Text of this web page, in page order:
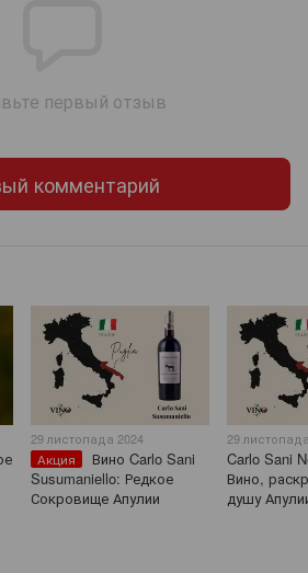
первый отзыв
комментарий
29 листопада 2024
Акция
Вино Carlo Sani
Susumaniello: Редкое
Сокровище Апулии
29
Carlo Sani
Вино,
душу